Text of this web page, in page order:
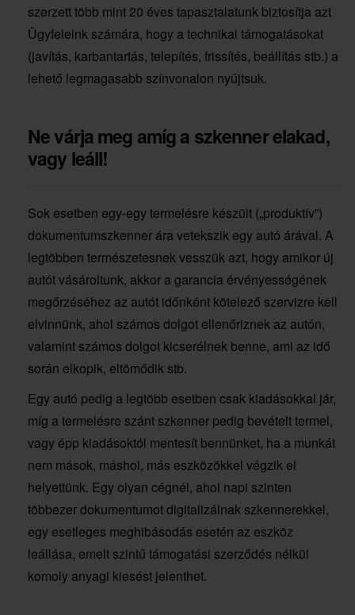
szerzett több mint 20 éves tapasztalatunk biztosítja azt
Ügyfeleink számára, hogy a technikai támogatásokat
(javítás, karbantartás, telepítés, frissítés, beállítás stb.) a
lehető legmagasabb színvonalon nyújtsuk.
Ne várja meg amíg a szkenner elakad,
vagy leáll!
Sok esetben egy-egy termelésre készült („produktív”)
dokumentumszkenner ára vetekszik egy autó árával. A
legtöbben természetesnek vesszük azt, hogy amikor új
autót vásároltunk, akkor a garancia érvényességének
megőrzéséhez az autót időnként kötelező szervizre kell
elvinnünk, ahol számos dolgot ellenőriznek az autón,
valamint számos dolgot kicserélnek benne, ami az idő
során elkopik, eltömődik stb.
Egy autó pedig a legtöbb esetben csak kiadásokkal jár,
míg a termelésre szánt szkenner pedig bevételt termel,
vagy épp kiadásoktól mentesít bennünket, ha a munkát
nem mások, máshol, más eszközökkel végzik el
helyettünk. Egy olyan cégnél, ahol napi szinten
többezer dokumentumot digitalizálnak szkennerekkel,
egy esetleges meghibásodás esetén az eszköz
leállása, emelt szintű támogatási szerződés nélkül
komoly anyagi kiesést jelenthet.